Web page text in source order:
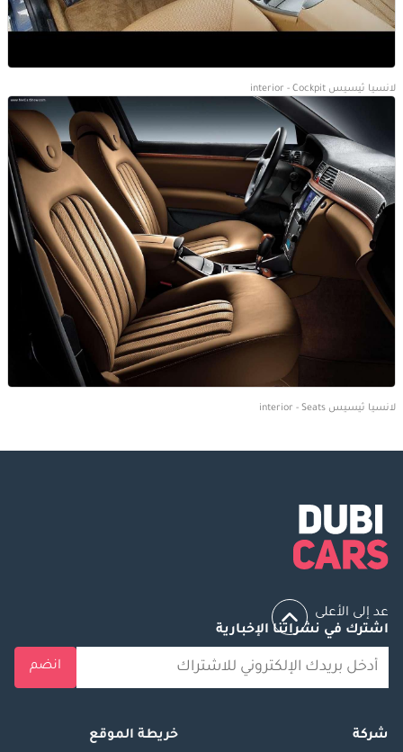
لانسيا ثيسيس interior - Cockpit
لانسيا ثيسيس interior - Seats
عد إلى الأعلى
اشترك في نشراتنا الإخبارية
انضم
شركة
خريطة الموقع